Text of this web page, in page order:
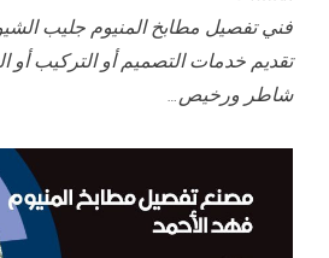
فني تفصيل مطابخ المنيوم جليب
تقديم خدمات التصميم أو التركيب أو
شاطر ورخيص…